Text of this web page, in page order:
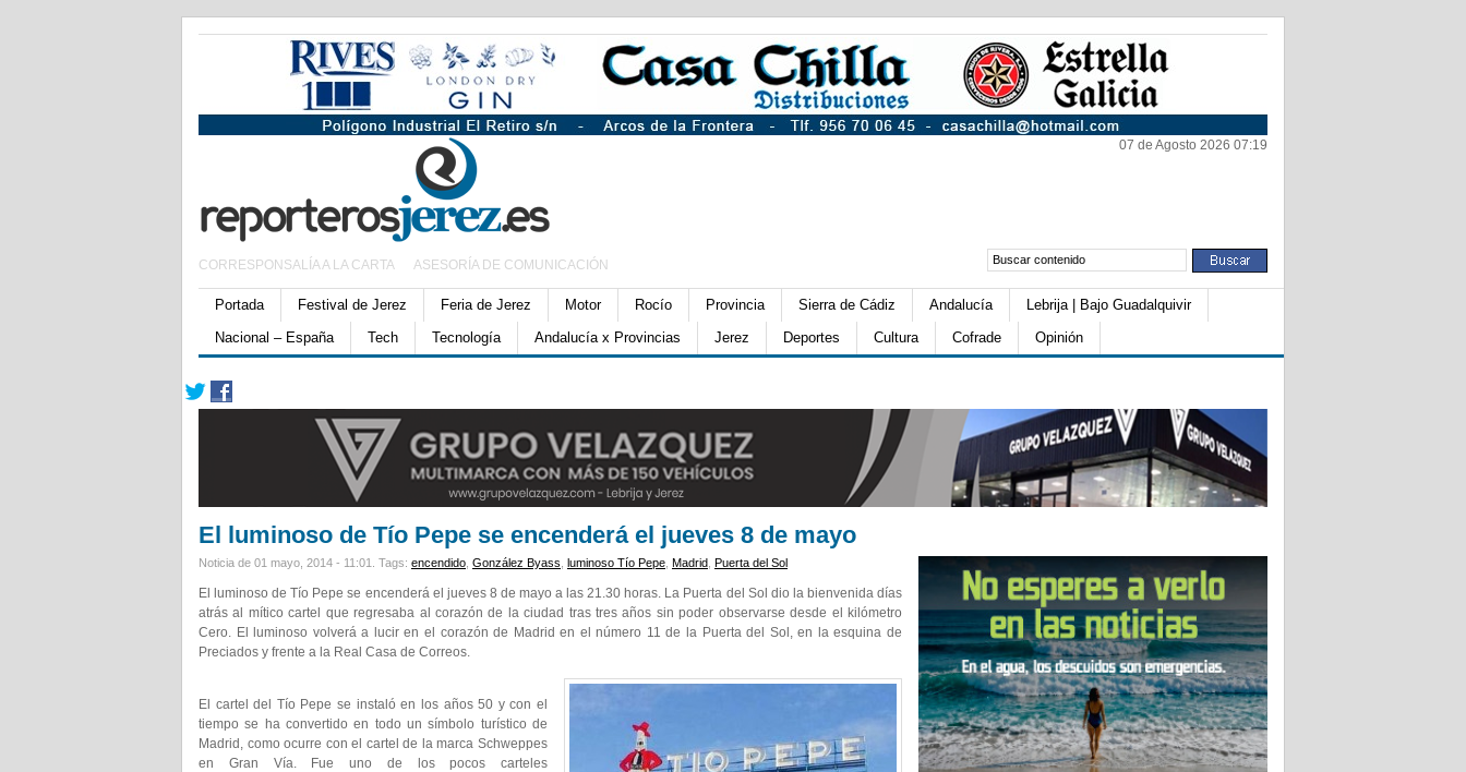
07 de Agosto 2026 07:19
CORRESPONSALÍA A LA CARTA ASESORÍA DE COMUNICACIÓN
Portada Festival de Jerez Feria de Jerez Motor Rocío Provincia Sierra de Cádiz Andalucía
Lebrija | Bajo Guadalquivir
Nacional – España
Tech Tecnología Andalucía x Provincias Jerez Deportes Cultura Cofrade Opinión
El luminoso de Tío Pepe se encenderá el jueves 8 de mayo
Noticia de 01 mayo, 2014 - 11:01. Tags: encendido González Byass luminoso Tío Pepe Madrid Puerta del Sol
El luminoso de Tío Pepe se encenderá el jueves 8 de mayo a las 21.30 horas. La Puerta del Sol dio la bienvenida días
atrás al mítico cartel que regresaba al corazón de la ciudad tras tres años sin poder observarse desde el kilómetro
Cero. El luminoso volverá a lucir en el corazón de Madrid en el número 11 de la Puerta del Sol, en la esquina de
Preciados y frente a la Real Casa de Correos.
El cartel del Tío Pepe se instaló en los años 50 y con el
tiempo se ha convertido en todo un símbolo turístico de
Madrid, como ocurre con el cartel de la marca Schweppes
en Gran Vía. Fue uno de los pocos carteles